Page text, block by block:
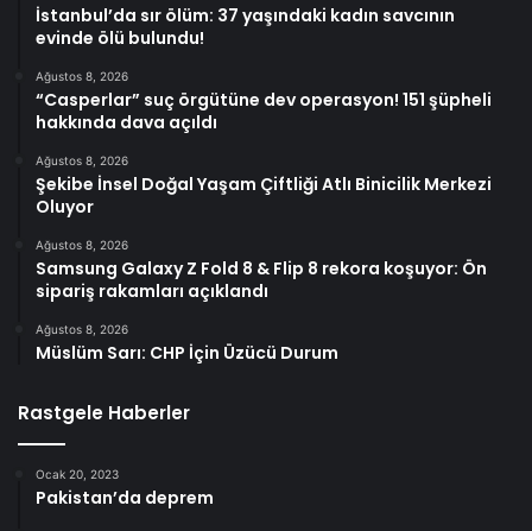
İstanbul’da sır ölüm: 37 yaşındaki kadın savcının
evinde ölü bulundu!
Ağustos 8, 2026
“Casperlar” suç örgütüne dev operasyon! 151 şüpheli
hakkında dava açıldı
Ağustos 8, 2026
Şekibe İnsel Doğal Yaşam Çiftliği Atlı Binicilik Merkezi
Oluyor
Ağustos 8, 2026
Samsung Galaxy Z Fold 8 & Flip 8 rekora koşuyor: Ön
sipariş rakamları açıklandı
Ağustos 8, 2026
Müslüm Sarı: CHP İçin Üzücü Durum
Rastgele Haberler
Ocak 20, 2023
Pakistan’da deprem